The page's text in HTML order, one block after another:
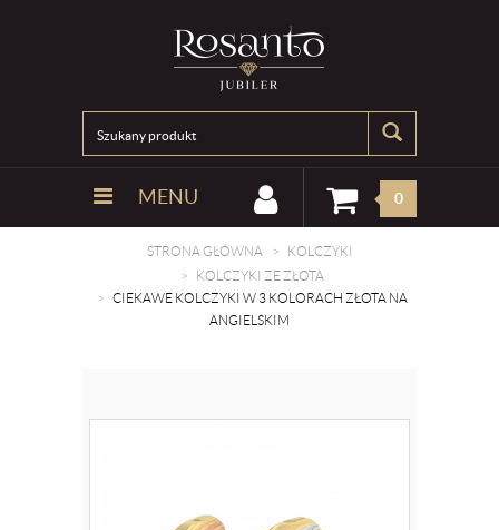
MENU 0
STRONA GŁÓWNA
KOLCZYKI
KOLCZYKI ZE ZŁOTA
CIEKAWE KOLCZYKI W 3 KOLORACH ZŁOTA NA
ANGIELSKIM